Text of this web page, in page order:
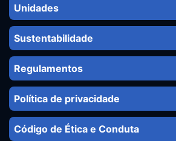
Unidades
Sustentabilidade
Regulamentos
Política de privacidade
Código de Ética e Conduta